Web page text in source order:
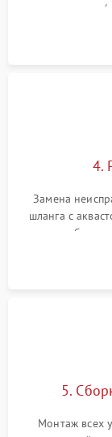
концевика
4.
Замена
шланга с
патрубках
управления,
5.
Монтаж всех